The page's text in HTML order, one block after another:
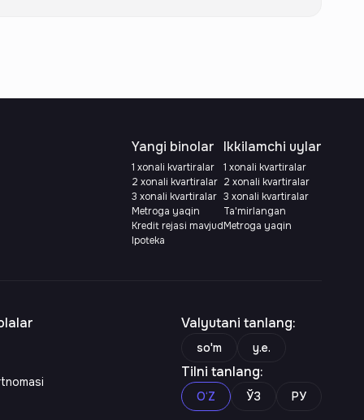
Yangi binolar
1 xonali kvartiralar
2 xonali kvartiralar
3 xonali kvartiralar
Metroga yaqin
Kredit rejasi mavjud
Ipoteka
Ikkilamchi uylar
1 xonali kvartiralar
2 xonali kvartiralar
3 xonali kvartiralar
Ta'mirlangan
Metroga yaqin
Valyutani tanlang:
so'm y.e.
Tilni tanlang:
O‘Z ЎЗ РУ